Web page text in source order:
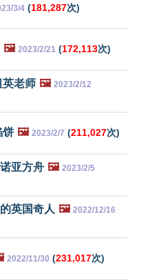
3/4 (181,287次)
🖼️ 2023/2/21 (172,113次)
英老师 🖼️ 2023/2/12
饼 🖼️ 2023/2/7 (211,027次)
亚方舟 🖼️ 2023/2/5
英国奇人 🖼️ 2022/12/16
2022/11/30 (231,017次)